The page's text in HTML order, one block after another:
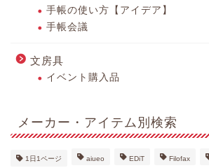
手帳の使い方【アイデア】
手帳会議
文房具
イベント購入品
メーカー・アイテム別検索
1日1ページ aiueo EDiT Filofax